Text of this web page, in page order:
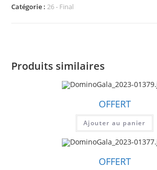
Catégorie :26 - Final
Produits similaires
OFFERT
Ajouter au panier
OFFERT